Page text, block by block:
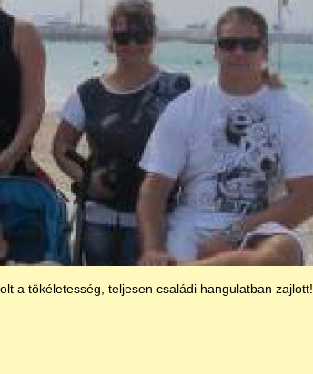
a tökéletesség, teljesen családi hangulatban zajlott!